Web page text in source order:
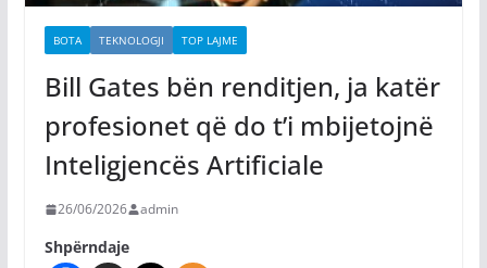
BOTA TEKNOLOGJI TOP LAJME
Bill Gates bën renditjen, ja katër
profesionet që do t’i mbijetojnë
Inteligjencës Artificiale
26/06/2026 admin
Shpërndaje